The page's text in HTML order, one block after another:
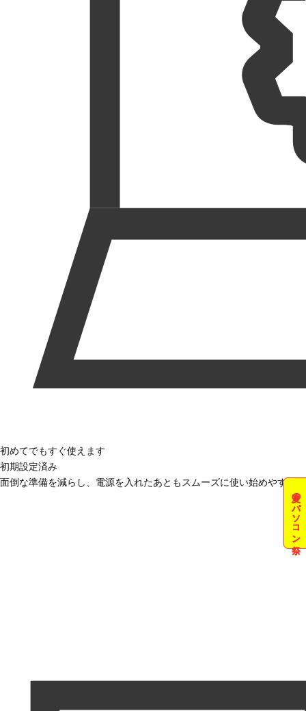
夏のパソコン祭
初めてでもすぐ使えます
初期設定済み
面倒な準備を減らし、電源を入れたあともスムーズに使い始めやすい